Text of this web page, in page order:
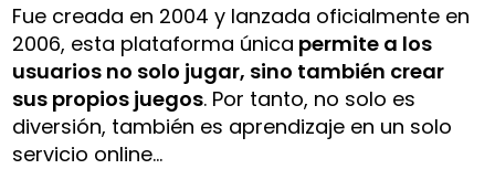
Fue creada en 2004 y lanzada oficialmente en
2006, esta plataforma única permite a los
usuarios no solo jugar, sino también crear
sus propios juegos. Por tanto, no solo es
diversión, también es aprendizaje en un solo
servicio online…